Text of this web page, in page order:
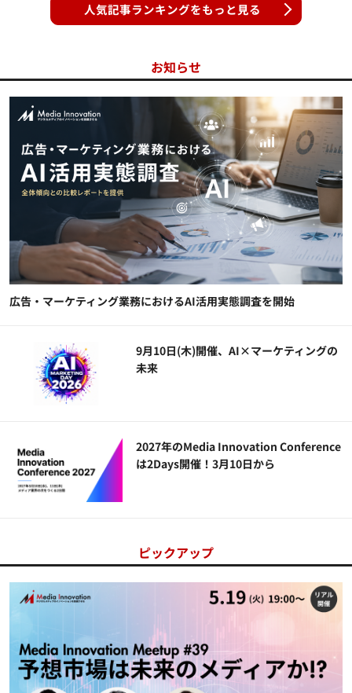
人気記事ランキングをもっと見る
お知らせ
広告・マーケティング業務におけるAI活用実態調査を開始
9月10日(木)開催、AI×マーケティングの
未来
2027年のMedia Innovation Conference
は2Days開催！3月10日から
ピックアップ